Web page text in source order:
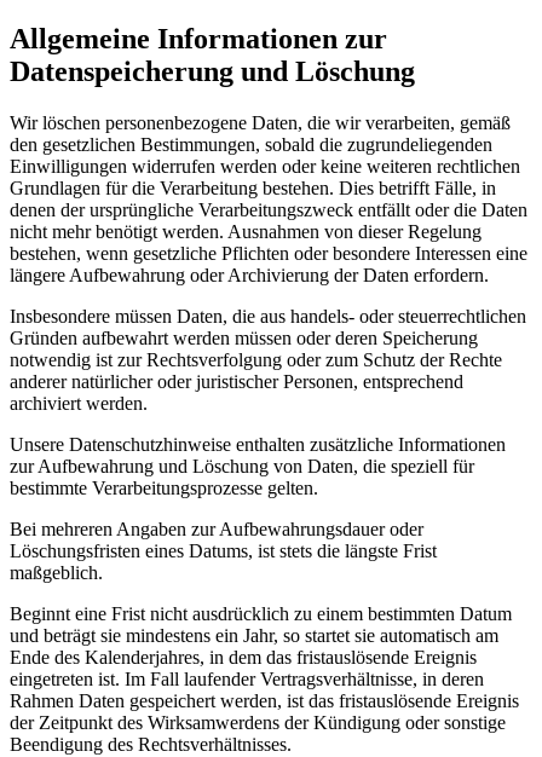
Allgemeine Informationen zur
Datenspeicherung und Löschung
Wir löschen personenbezogene Daten, die wir verarbeiten, gemäß
den gesetzlichen Bestimmungen, sobald die zugrundeliegenden
Einwilligungen widerrufen werden oder keine weiteren rechtlichen
Grundlagen für die Verarbeitung bestehen. Dies betrifft Fälle, in
denen der ursprüngliche Verarbeitungszweck entfällt oder die Daten
nicht mehr benötigt werden. Ausnahmen von dieser Regelung
bestehen, wenn gesetzliche Pflichten oder besondere Interessen eine
längere Aufbewahrung oder Archivierung der Daten erfordern.
Insbesondere müssen Daten, die aus handels- oder steuerrechtlichen
Gründen aufbewahrt werden müssen oder deren Speicherung
notwendig ist zur Rechtsverfolgung oder zum Schutz der Rechte
anderer natürlicher oder juristischer Personen, entsprechend
archiviert werden.
Unsere Datenschutzhinweise enthalten zusätzliche Informationen
zur Aufbewahrung und Löschung von Daten, die speziell für
bestimmte Verarbeitungsprozesse gelten.
Bei mehreren Angaben zur Aufbewahrungsdauer oder
Löschungsfristen eines Datums, ist stets die längste Frist
maßgeblich.
Beginnt eine Frist nicht ausdrücklich zu einem bestimmten Datum
und beträgt sie mindestens ein Jahr, so startet sie automatisch am
Ende des Kalenderjahres, in dem das fristauslösende Ereignis
eingetreten ist. Im Fall laufender Vertragsverhältnisse, in deren
Rahmen Daten gespeichert werden, ist das fristauslösende Ereignis
der Zeitpunkt des Wirksamwerdens der Kündigung oder sonstige
Beendigung des Rechtsverhältnisses.